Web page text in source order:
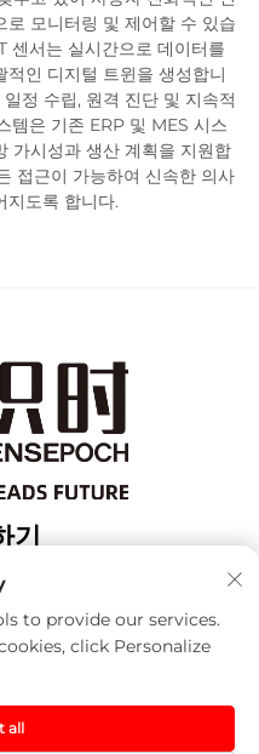
모니터링 및 제어할 수 있습
센서는 실시간으로 데이터를
인 디지털 트윈을 생성합니
정 수립, 원격 진단 및 지속적
템은 기존 ERP 및 MES 시스
가시성과 생산 계획을 지원합
접근이 가능하여 신속한 의사
지도록 합니다.
기
3번 건물
이) 자동화 기술 유한 회사.
to provide our services.
click Personalize
all